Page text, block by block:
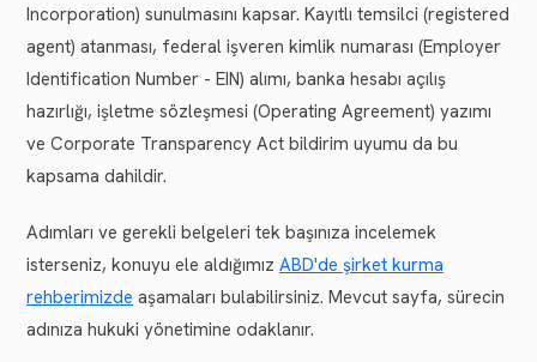
Incorporation) sunulmasını kapsar. Kayıtlı temsilci (registered
agent) atanması, federal işveren kimlik numarası (Employer
Identification Number - EIN) alımı, banka hesabı açılış
hazırlığı, işletme sözleşmesi (Operating Agreement) yazımı
ve Corporate Transparency Act bildirim uyumu da bu
kapsama dahildir.
Adımları ve gerekli belgeleri tek başınıza incelemek
isterseniz, konuyu ele aldığımız ABD'de şirket kurma
rehberimizde aşamaları bulabilirsiniz. Mevcut sayfa, sürecin
adınıza hukuki yönetimine odaklanır.